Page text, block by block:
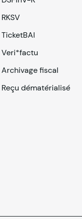
RKSV
TicketBAI
Veri*factu
Archivage fiscal
Reçu dématérialisé